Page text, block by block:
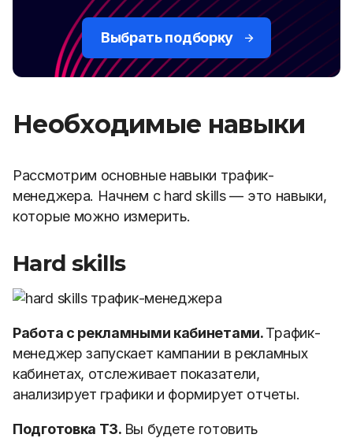
Выбрать подборку
Необходимые навыки
Рассмотрим основные навыки трафик-
менеджера. Начнем с hard skills — это навыки,
которые можно измерить.
Hard skills
Работа с рекламными кабинетами.Трафик-
менеджер запускает кампании в рекламных
кабинетах, отслеживает показатели,
анализирует графики и формирует отчеты.
Подготовка ТЗ. Вы будете готовить